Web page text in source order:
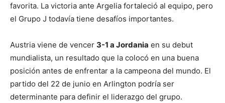
favorita. La victoria ante Argelia fortaleció al equipo, pero
el Grupo J todavía tiene desafíos importantes.
Austria viene de vencer 3-1 a Jordania en su debut
mundialista, un resultado que la colocó en una buena
posición antes de enfrentar a la campeona del mundo. El
partido del 22 de junio en Arlington podría ser
determinante para definir el liderazgo del grupo.